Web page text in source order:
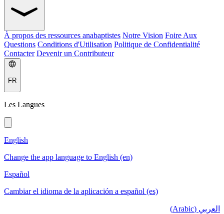
À propos des ressources anabaptistes Notre Vision Foire Aux
Questions Conditions d'Utilisation Politique de Confidentialité
Contacter Devenir un Contributeur
FR
Les Langues
English
Change the app language to English (en)
Español
Cambiar el idioma de la aplicación a español (es)
العربي (Arabic)